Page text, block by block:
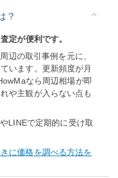
？
定が便利です。
辺の取引事例を元に、
います。更新頻度が月
なら周辺相場が即
や主観が入らない点も
LINEで定期的に受け取
に価格を調べる方法を